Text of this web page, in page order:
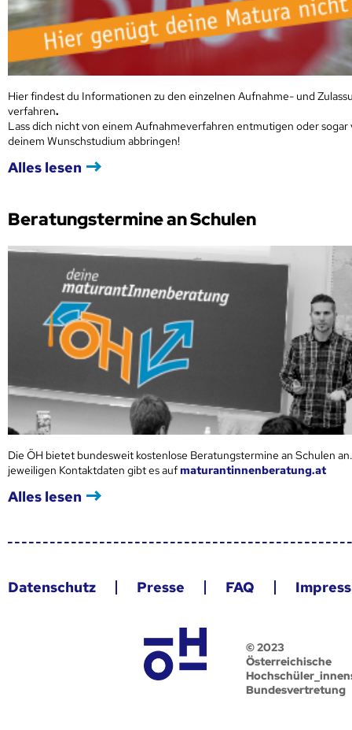
Hier findest du Informationen zu den einzelnen Aufnahme- und
verfahren.
Lass dich nicht von einem Aufnahmeverfahren entmutigen oder sogar
deinem Wunschstudium abbringen!
Alles lesen
Beratungstermine an Schulen
Die ÖH bietet bundesweit kostenlose Beratungstermine an Schulen
jeweiligen Kontaktdaten gibt es aufmaturantinnenberatung.at
Alles lesen
Datenschutz Presse FAQ
© 2023
Österreichische
Bundesvertretung